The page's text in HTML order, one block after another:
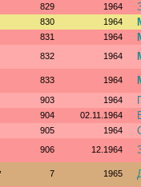
829 1964
830 1964
831 1964
832 1964
833 1964
903 1964
904 02.11.1964
905 1964
906 12.1964
7 1965